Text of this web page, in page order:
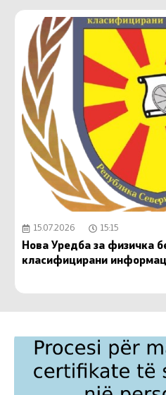
15.07.2026 15:15
Нова Уредба за физичка
класифицирани